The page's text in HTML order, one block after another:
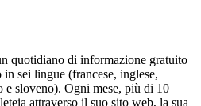
quotidiano di informazione gratuito
sei lingue (francese, inglese,
e sloveno). Ogni mese, più di 10
attraverso il suo sito web, la sua